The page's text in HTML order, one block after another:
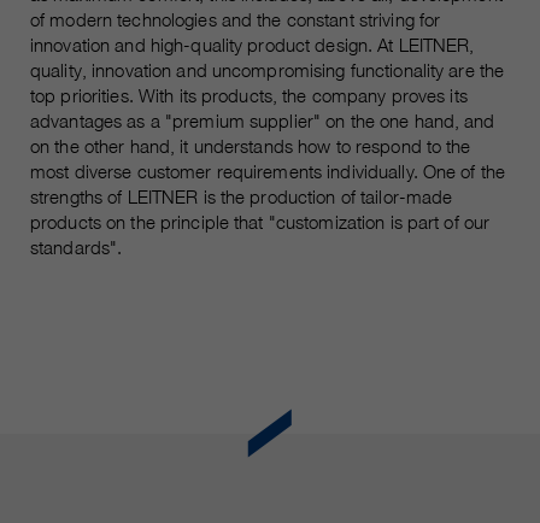
of modern technologies and the constant striving for
innovation and high-quality product design. At LEITNER,
quality, innovation and uncompromising functionality are the
top priorities. With its products, the company proves its
advantages as a "premium supplier" on the one hand, and
on the other hand, it understands how to respond to the
most diverse customer requirements individually. One of the
strengths of LEITNER is the production of tailor-made
products on the principle that "customization is part of our
standards".
durée
pour la session actuelle du
navigateur
fin
C’est utilisé pour protéger contre
les spams causés par les spams.
Name cookie_optin
cookie sélectionnés par
l’utilisateur.
Les cookies marketing comprennent le suivi et les
cookies statistiques
Name
_ga, _gid, _gat, __utma, __utmb,
__utmc, __utmd, __utmz
fournisseur Google Analytics
durée
varie entre 2 ans et 6 mois, voire
personnelles. Vous trouverez de
plus amples informations dans les
informations sur les cookies